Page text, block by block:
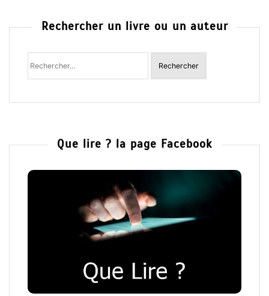
Rechercher un livre ou un auteur
Rechercher
Que lire ? la page Facebook